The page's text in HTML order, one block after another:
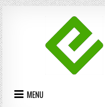
Skip
to
content
MENU